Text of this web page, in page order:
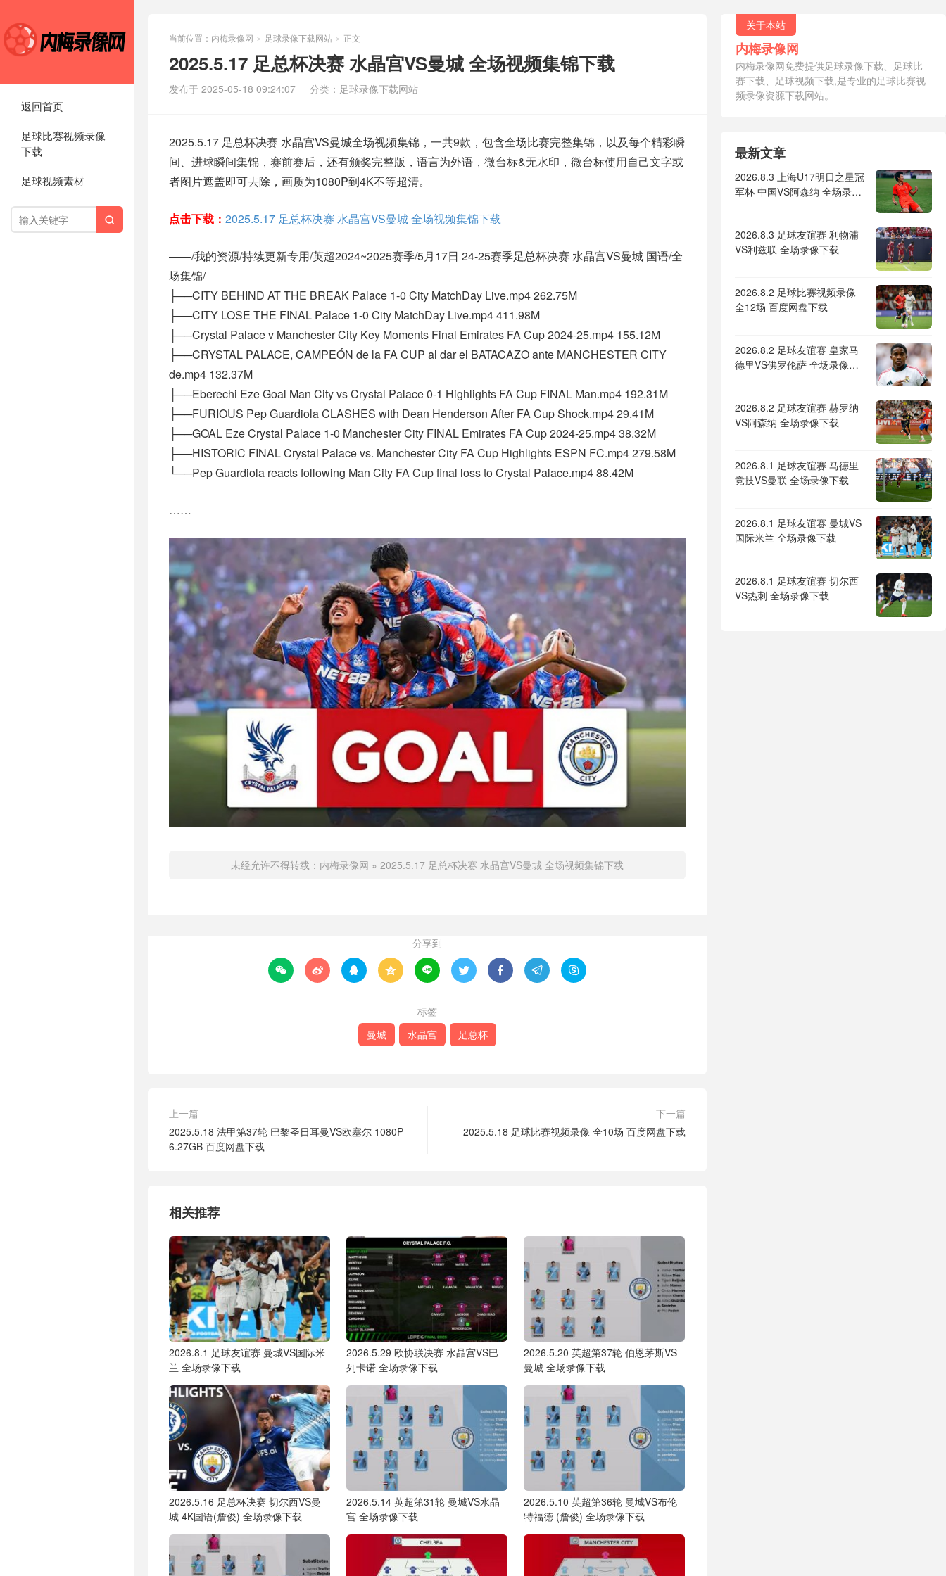
返回首页
足球比赛视频录像
下载
足球视频素材

当前位置： 内梅录像网 > 足球录像下载网站 > 正文
2025.5.17 足总杯决赛 水晶宫VS曼城 全场视频集锦下载
发布于 2025-05-18 09:24:07 分类： 足球录像下载网站
2025.5.17 足总杯决赛 水晶宫VS曼城全场视频集锦，一共9款，包含全场比赛完整集锦，以及每个精彩瞬
间、进球瞬间集锦，赛前赛后，还有颁奖完整版，语言为外语，微台标&无水印，微台标使用自己文字或
者图片遮盖即可去除，画质为1080P到4K不等超清。
点击下载： 2025.5.17 足总杯决赛 水晶宫VS曼城 全场视频集锦下载
——/我的资源/持续更新专用/英超2024~2025赛季/5月17日 24-25赛季足总杯决赛 水晶宫VS曼城 国语/全
场集锦/
├──CITY BEHIND AT THE BREAK Palace 1-0 City MatchDay Live.mp4 262.75M
├──CITY LOSE THE FINAL Palace 1-0 City MatchDay Live.mp4 411.98M
├──Crystal Palace v Manchester City Key Moments Final Emirates FA Cup 2024-25.mp4 155.12M
├──CRYSTAL PALACE, CAMPEÓN de la FA CUP al dar el BATACAZO ante MANCHESTER CITY
de.mp4 132.37M
├──Eberechi Eze Goal Man City vs Crystal Palace 0-1 Highlights FA Cup FINAL Man.mp4 192.31M
├──FURIOUS Pep Guardiola CLASHES with Dean Henderson After FA Cup Shock.mp4 29.41M
├──GOAL Eze Crystal Palace 1-0 Manchester City FINAL Emirates FA Cup 2024-25.mp4 38.32M
├──HISTORIC FINAL Crystal Palace vs. Manchester City FA Cup Highlights ESPN FC.mp4 279.58M
└──Pep Guardiola reacts following Man City FA Cup final loss to Crystal Palace.mp4 88.42M
……
未经允许不得转载： 内梅录像网 » 2025.5.17 足总杯决赛 水晶宫VS曼城 全场视频集锦下载
分享到
        
标签
曼城
水晶宫 足总杯
上一篇
2025.5.18 法甲第37轮 巴黎圣日耳曼VS欧塞尔 1080P
6.27GB 百度网盘下载
下一篇
2025.5.18 足球比赛视频录像 全10场 百度网盘下载
相关推荐
2026.8.1 足球友谊赛 曼城VS国际米
兰 全场录像下载
2026.5.29 欧协联决赛 水晶宫VS巴
列卡诺 全场录像下载
2026.5.20 英超第37轮 伯恩茅斯VS
曼城 全场录像下载
2026.5.16 足总杯决赛 切尔西VS曼
城 4K国语(詹俊) 全场录像下载
2026.5.14 英超第31轮 曼城VS水晶
宫 全场录像下载
2026.5.10 英超第36轮 曼城VS布伦
特福德 (詹俊) 全场录像下载
关于本站
内梅录像网
内梅录像网免费提供足球录像下载、足球比
赛下载、足球视频下载,是专业的足球比赛视
频录像资源下载网站。
最新文章
2026.8.3 上海U17明日之星冠
军杯 中国VS阿森纳 全场录像
2026.8.3 足球友谊赛 利物浦
VS利兹联 全场录像下载
2026.8.2 足球比赛视频录像
全12场 百度网盘下载
2026.8.2 足球友谊赛 皇家马
德里VS佛罗伦萨 全场录像下
2026.8.2 足球友谊赛 赫罗纳
VS阿森纳 全场录像下载
2026.8.1 足球友谊赛 马德里
竞技VS曼联 全场录像下载
2026.8.1 足球友谊赛 曼城VS
国际米兰 全场录像下载
2026.8.1 足球友谊赛 切尔西
VS热刺 全场录像下载